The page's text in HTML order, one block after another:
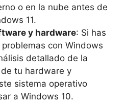
o en la nube antes de
11.
y hardware: Si has
con Windows
detallado de la
tu hardware y
sistema operativo
a Windows 10.